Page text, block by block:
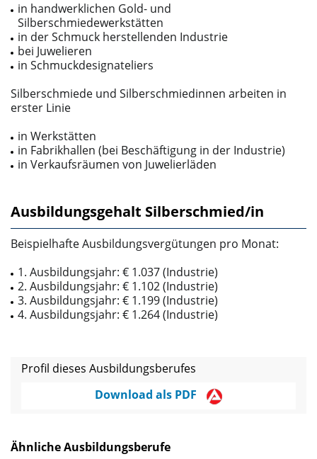
in handwerklichen Gold­- und
Silberschmiedewerkstätten
in der Schmuck herstellenden Industrie
bei Juwelieren
in Schmuckdesignateliers
Silberschmiede und Silberschmiedinnen arbeiten in
erster Linie
in Werkstätten
in Fabrikhallen (bei Beschäftigung in der Industrie)
in Verkaufsräumen von Juwelierläden
Ausbildungsgehalt Silberschmied/in
Beispielhafte Ausbildungsvergütungen pro Monat:
1. Ausbildungsjahr: € 1.037 (Industrie)
2. Ausbildungsjahr: € 1.102 (Industrie)
3. Ausbildungsjahr: € 1.199 (Industrie)
4. Ausbildungsjahr: € 1.264 (Industrie)
Profil dieses Ausbildungsberufes
Download als PDF
Ähnliche Ausbildungsberufe